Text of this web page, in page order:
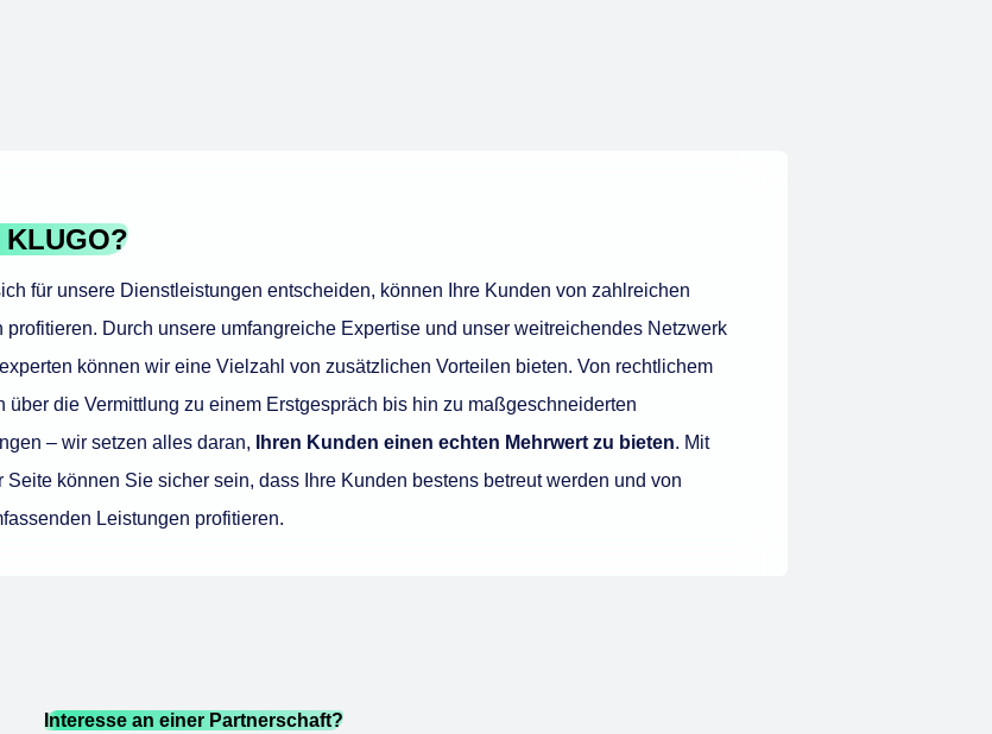
für unsere Dienstleistungen entscheiden, können Ihre Kunden von zahlreichen
profitieren. Durch unsere umfangreiche Expertise und unser weitreichendes Netzwerk
können wir eine Vielzahl von zusätzlichen Vorteilen bieten. Von rechtlichem
über die Vermittlung zu einem Erstgespräch bis hin zu maßgeschneiderten
– wir setzen alles daran,
Ihren Kunden einen echten Mehrwert zu bieten. Mit
Seite können Sie sicher sein, dass Ihre Kunden bestens betreut werden und von
Leistungen profitieren.
Interesse an einer Partnerschaft?